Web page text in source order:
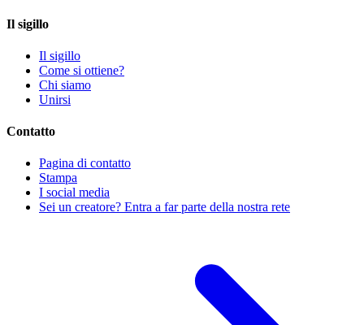
Il sigillo
Il sigillo
Come si ottiene?
Chi siamo
Unirsi
Contatto
Pagina di contatto
Stampa
I social media
Sei un creatore? Entra a far parte della nostra rete